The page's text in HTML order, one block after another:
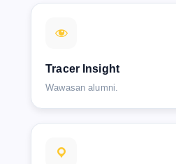
Tracer Insight
Wawasan alumni.